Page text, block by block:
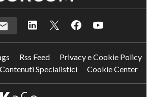
Rss Feed
Privacy e Cookie Policy
Specialistici
Cookie Center